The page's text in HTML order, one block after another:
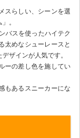
スらしい、シーンを選
。
バスを使ったハイテク
太めなシューレースと
ザインが人気です。
ーの差し色を施してい
もあるスニーカーにな